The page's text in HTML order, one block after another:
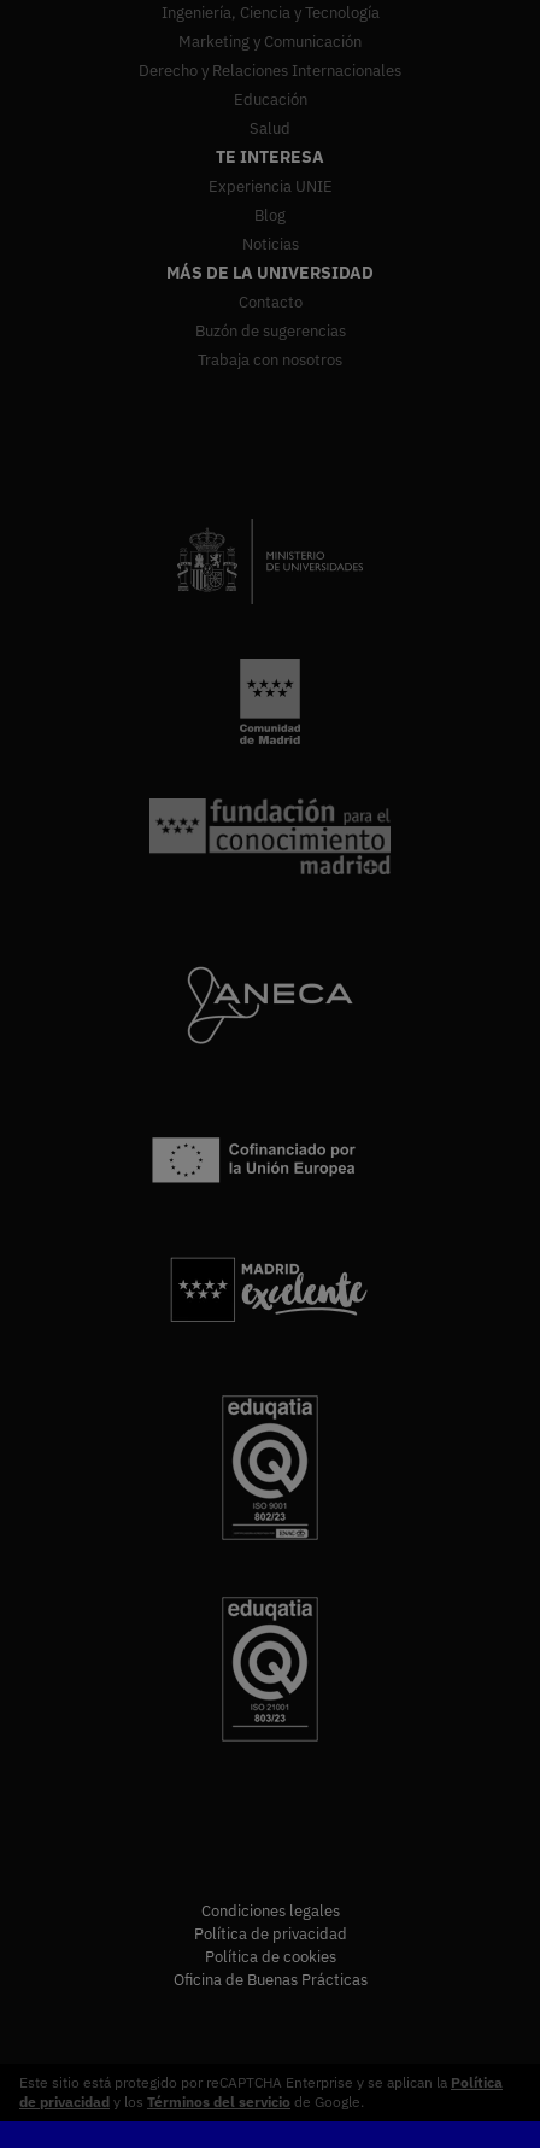
Ingeniería, Ciencia y Tecnología
Marketing y Comunicación
Derecho y Relaciones Internacionales
Educación
Salud
TE INTERESA
Experiencia UNIE
Blog
Noticias
MÁS DE LA UNIVERSIDAD
Contacto
Buzón de sugerencias
Trabaja con nosotros
Condiciones legales
Política de privacidad
Política de cookies
Oficina de Buenas Prácticas
Este sitio está protegido por reCAPTCHA Enterprise y se aplican la Política
de privacidad y los Términos del servicio de Google.